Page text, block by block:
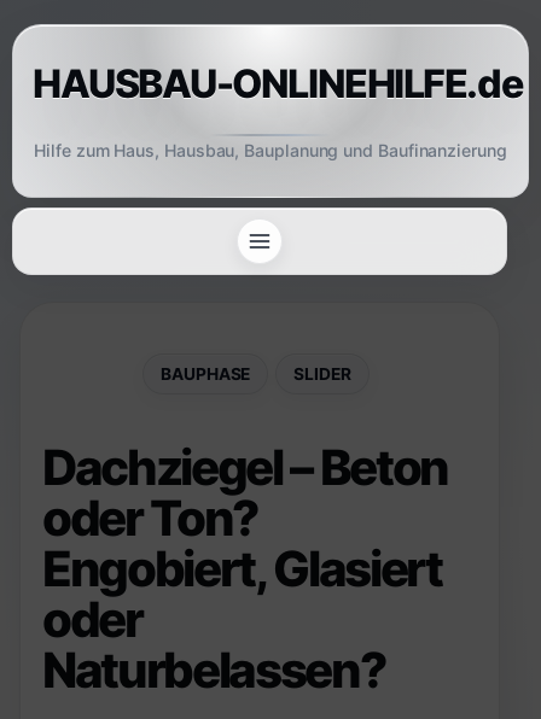
Skip
to
contentHAUSBAU-ONLINEHILFE.de
Hilfe zum Haus, Hausbau, Bauplanung und Baufinanzierung
BAUPHASE SLIDER
Dachziegel – Beton
oder Ton?
Engobiert, Glasiert
oder
Naturbelassen?